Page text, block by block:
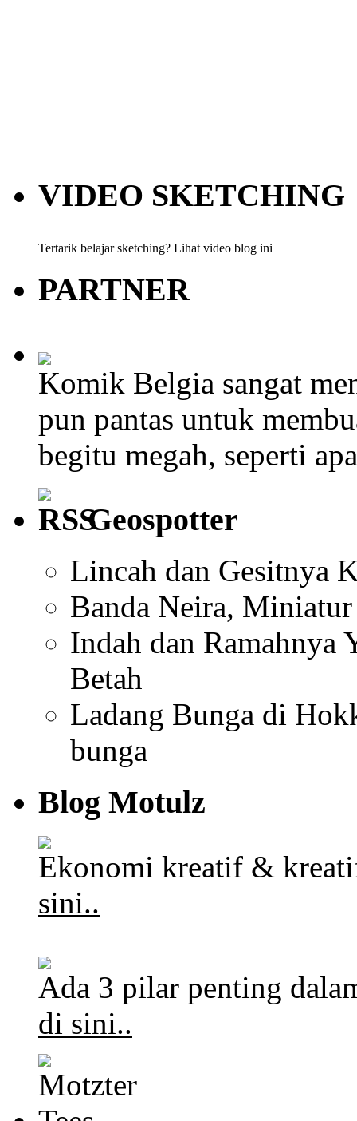
VIDEO SKETCHING
Tertarik belajar sketching? Lihat video blog ini
PARTNER
Komik Belgia sangat
pun pantas untuk
begitu megah, seperti
Geospotter
Lincah dan Gesitnya
Banda Neira,
Indah dan
Betah
Ladang Bunga di
bunga
Blog Motulz
Ekonomi kreatif &
sini..
Ada 3 pilar penting
di sini..